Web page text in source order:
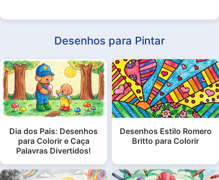
Desenhos para Pintar
Dia dos Pais: Desenhos
para Colorir e Caça
Palavras Divertidos!
Desenhos Estilo Romero
Britto para Colorir